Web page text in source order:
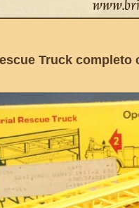
Truck completo